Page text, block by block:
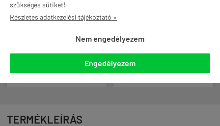
szükséges sütiket!
Részletes adatkezelési tájékoztató »
Nem engedélyezem
Engedélyezem
TERMÉKLEÍRÁS